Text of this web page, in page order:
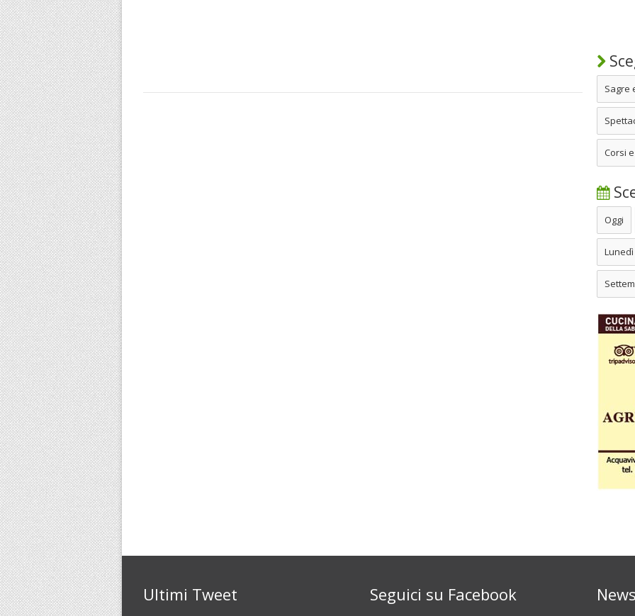
Sagre
Corsi
Oggi
Lunedì
Ultimi Tweet Seguici su Facebook